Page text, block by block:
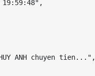
ANH chuyen tien...",